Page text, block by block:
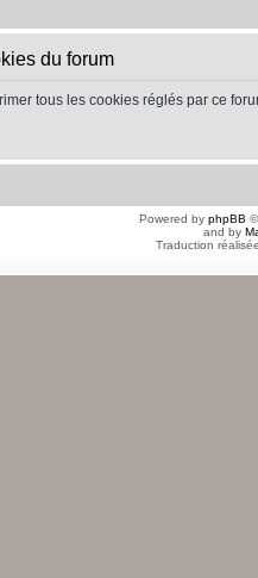
du forum
tous les cookies réglés par ce
Powered by phpBB
and by
Traduction